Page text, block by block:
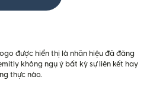
được hiển thị là nhãn hiệu đã đăng
không ngụ ý bất kỳ sự liên kết hay
thực nào.